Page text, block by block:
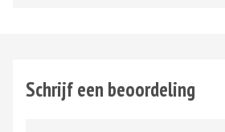
Schrijf een beoordeling